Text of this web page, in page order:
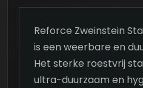
Reforce Zweinstein
is een weerbare en
Het sterke roestvrij
ultra-duurzaam en